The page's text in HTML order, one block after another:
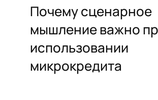
Почему сценарное
мышление важно
использовании
микрокредита